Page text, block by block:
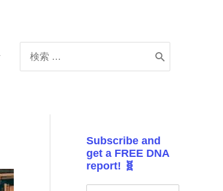
for:
Subscribe and
get a FREE DNA
report! 🧬